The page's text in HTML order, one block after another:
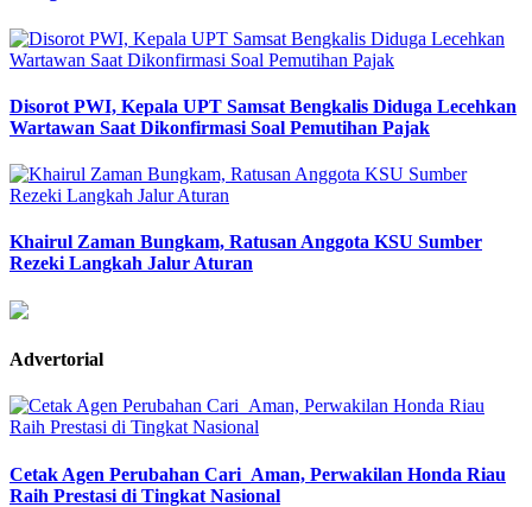
Disorot PWI, Kepala UPT Samsat Bengkalis Diduga Lecehkan
Wartawan Saat Dikonfirmasi Soal Pemutihan Pajak
Khairul Zaman Bungkam, Ratusan Anggota KSU Sumber
Rezeki Langkah Jalur Aturan
Advertorial
Cetak Agen Perubahan Cari_Aman, Perwakilan Honda Riau
Raih Prestasi di Tingkat Nasional